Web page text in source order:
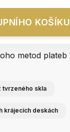
KOŠÍKU
metod plateb
tvrzeného skla
krájecích deskách